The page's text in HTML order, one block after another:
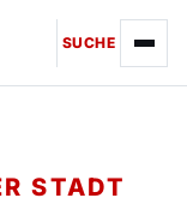
SUCHE
STADT